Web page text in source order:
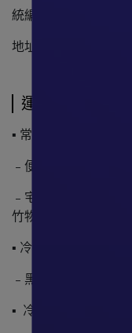
統編：23991432
地址：台灣台北市信
運送方式
▪ 常溫:
﹣便利商店店到店
﹣宅配(中華郵政、
竹物流)
▪ 冷藏:
﹣黑貓宅急便
▪ 冷凍: